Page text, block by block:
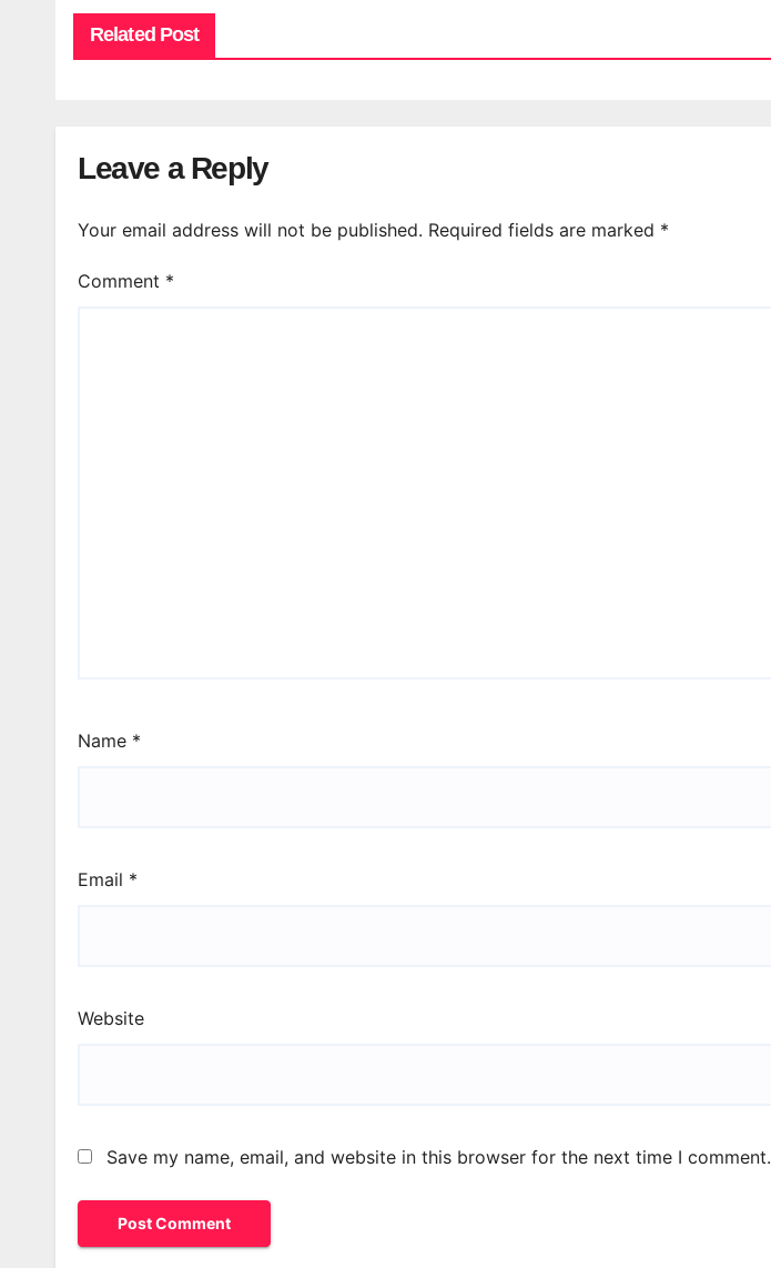
Related Post
Leave a Reply
Your email address will not be published. Required fields are marked *
Comment *
Name *
Email *
Website
Save my name, email, and website in this browser for the next time I comment.